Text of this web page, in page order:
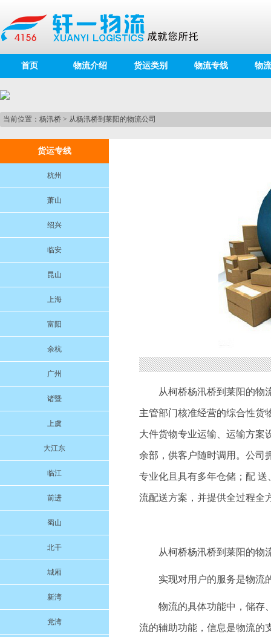
首页 物流介绍 货运类别 物流专线 物
当前位置： 杨汛桥 > 从杨汛桥到莱阳的物流公司
货运专线
杭州
萧山
绍兴
临安
昆山
上海
富阳
余杭
广州
诸暨
上虞
大江东
临江
前进
蜀山
北干
城厢
新湾
党湾
从柯桥杨汛桥到莱阳的物
主管部门核准经营的综合性货
大件货物专业运输、运输方案
余部，供客户随时调用。公司
专业化且具有多年仓储；配
流配送方案，并提供全过程全
从柯桥杨汛桥到莱阳的物
实现对用户的服务是物流
物流的具体功能中，储存
流的辅助功能，信息是物流的